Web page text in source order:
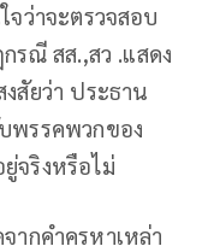
จว่าจะตรวจสอบ
รณี สส.,สว .แสดง
สัยว่า ประธาน
พรรคพวกของ
จริงหรือไม่
ากคำครหาเหล่า